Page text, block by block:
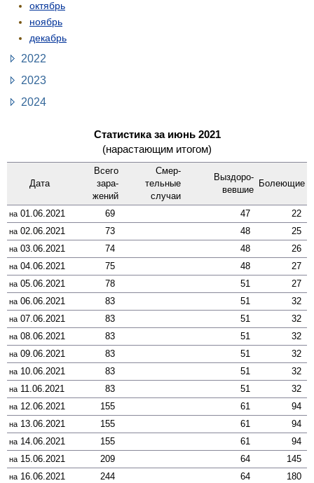
октябрь
ноябрь
декабрь
2022
2023
2024
Статистика за июнь 2021
(нарастающим итогом)
Дата
Всего
зара­
жений
Смер­
тельные
случаи
Выздоро­
вевшие
Боле­ющие
на 01.06.2021 69 47 22
на 02.06.2021 73 48 25
на 03.06.2021 74 48 26
на 04.06.2021 75 48 27
на 05.06.2021 78 51 27
на 06.06.2021 83 51 32
на 07.06.2021 83 51 32
на 08.06.2021 83 51 32
на 09.06.2021 83 51 32
на 10.06.2021 83 51 32
на 11.06.2021 83 51 32
на 12.06.2021 155 61 94
на 13.06.2021 155 61 94
на 14.06.2021 155 61 94
на 15.06.2021 209 64 145
на 16.06.2021 244 64 180